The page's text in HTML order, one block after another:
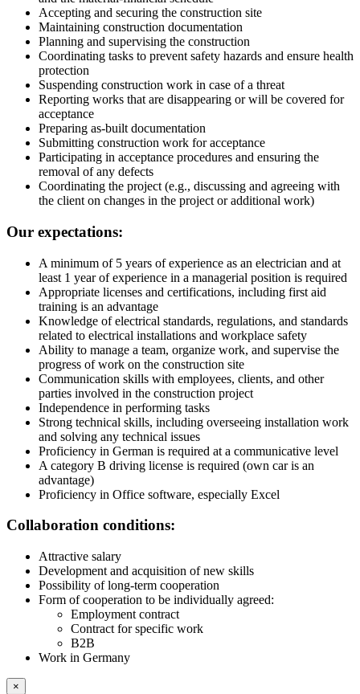
Accepting and securing the construction site
Maintaining construction documentation
Planning and supervising the construction
Coordinating tasks to prevent safety hazards and ensure health
protection
Suspending construction work in case of a threat
Reporting works that are disappearing or will be covered for
acceptance
Preparing as-built documentation
Submitting construction work for acceptance
Participating in acceptance procedures and ensuring the
removal of any defects
Coordinating the project (e.g., discussing and agreeing with
the client on changes in the project or additional work)
Our expectations:
A minimum of 5 years of experience as an electrician and at
least 1 year of experience in a managerial position is required
Appropriate licenses and certifications, including first aid
training is an advantage
Knowledge of electrical standards, regulations, and standards
related to electrical installations and workplace safety
Ability to manage a team, organize work, and supervise the
progress of work on the construction site
Communication skills with employees, clients, and other
parties involved in the construction project
Independence in performing tasks
Strong technical skills, including overseeing installation work
and solving any technical issues
Proficiency in German is required at a communicative level
A category B driving license is required (own car is an
advantage)
Proficiency in Office software, especially Excel
Collaboration conditions:
Attractive salary
Development and acquisition of new skills
Possibility of long-term cooperation
Form of cooperation to be individually agreed:
Employment contract
Contract for specific work
B2B
Work in Germany
×